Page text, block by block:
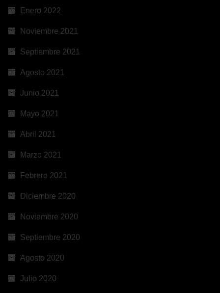
Enero 2022
Noviembre 2021
Septiembre 2021
Agosto 2021
Junio 2021
Mayo 2021
Abril 2021
Marzo 2021
Febrero 2021
Diciembre 2020
Noviembre 2020
Septiembre 2020
Agosto 2020
Julio 2020